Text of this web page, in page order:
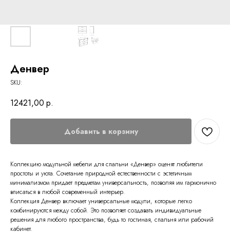
Денвер
SKU:
12421,00 р.
Добавить в корзину
Коллекцию модульной мебели для спальни «Денвер» оценят любители
простоты и уюта. Сочетание природной естественности с эстетичным
минимализмом придает предметам универсальность, позволяя им гармонично
вписаться в любой современный интерьер.
Коллекция Денвер включает универсальные модули, которые легко
комбинируются между собой. Это позволяет создавать индивидуальные
решения для любого пространства, будь то гостиная, спальня или рабочий
кабинет.